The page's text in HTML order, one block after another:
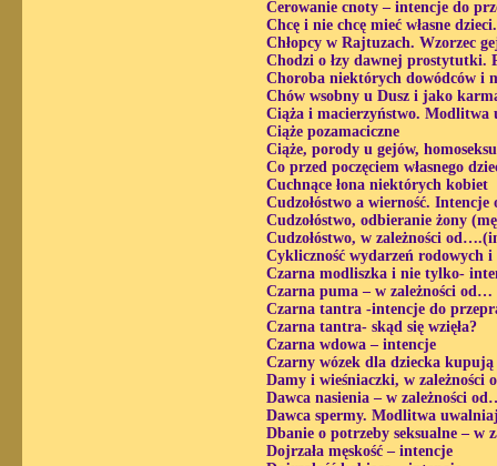
Cerowanie cnoty – intencje do
Chcę i nie chcę mieć własne
Chłopcy w Rajtuzach. Wzorzec
Chodzi o łzy dawnej prostytutki.
Choroba niektórych dowódców i
Chów wsobny u Dusz i jako
Ciąża i macierzyństwo. Modlitwa
Ciąże pozamaciczne
Ciąże, porody u gejów,
Co przed poczęciem własnego
Cuchnące łona niektórych kobiet
Cudzołóstwo a wierność.
Cudzołóstwo, odbieranie żony
Cudzołóstwo, w zależności
Cykliczność wydarzeń rodowych
Czarna modliszka i nie tylko-
Czarna puma – w zależności
Czarna tantra -intencje do
Czarna tantra- skąd się wzięła?
Czarna wdowa – intencje
Czarny wózek dla dziecka
Damy i wieśniaczki, w
Dawca nasienia – w zależności
Dawca spermy. Modlitwa
Dbanie o potrzeby seksualne –
Dojrzała męskość – intencje